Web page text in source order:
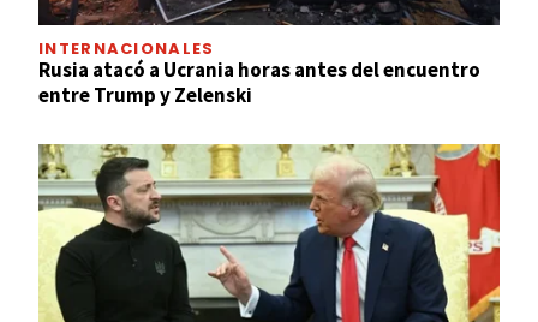
INTERNACIONALES
Rusia atacó a Ucrania horas antes del encuentro
entre Trump y Zelenski